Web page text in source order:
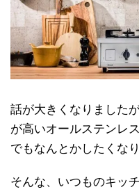
話が大きくなりました
が高いオールステンレ
でもなんとかしたくな
そんな、いつものキッ